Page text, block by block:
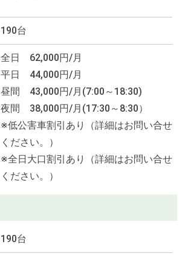
190台
全日 62,000円/月
平日 44,000円/月
昼間 43,000円/月(7:00～18:30)
夜間 38,000円/月(17:30～8:30）
※低公害車割引あり（詳細はお問い合せ
ください。）
※全日大口割引あり（詳細はお問い合せ
ください。）
190台